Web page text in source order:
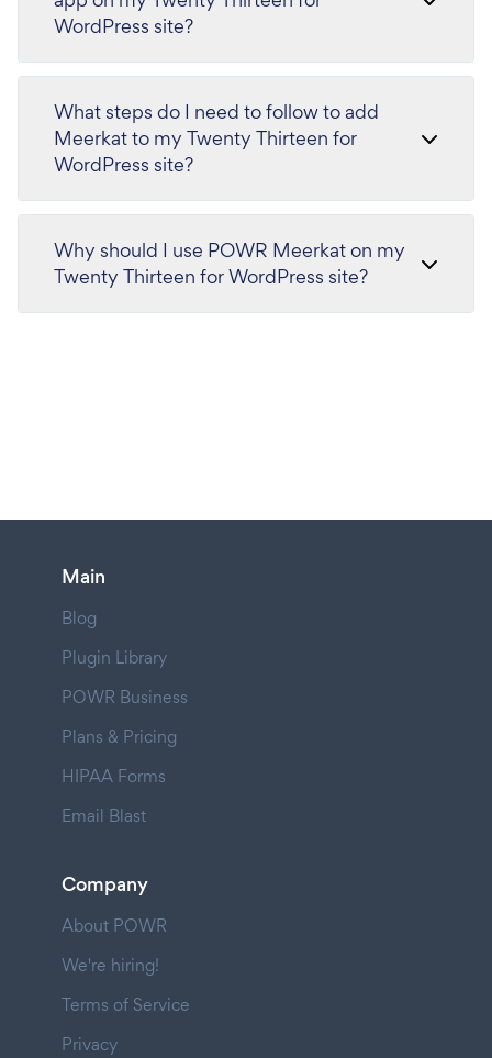
WordPress site?
What steps do I need to follow to add
Meerkat to my Twenty Thirteen for
WordPress site?
Why should I use POWR Meerkat on my
Twenty Thirteen for WordPress site?
Main
Blog
Plugin Library
POWR Business
Plans & Pricing
HIPAA Forms
Email Blast
Company
About POWR
We're hiring!
Terms of Service
Privacy